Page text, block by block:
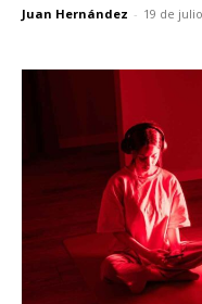
Juan Hernández - 19 de